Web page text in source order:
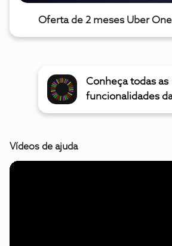
Oferta de 2 meses Uber One
Conheça todas as
funcionalidades
Vídeos de ajuda